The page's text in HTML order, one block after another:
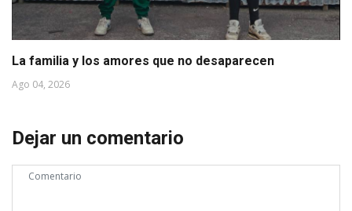
La familia y los amores que no desaparecen
Ago 04, 2026
Dejar un comentario